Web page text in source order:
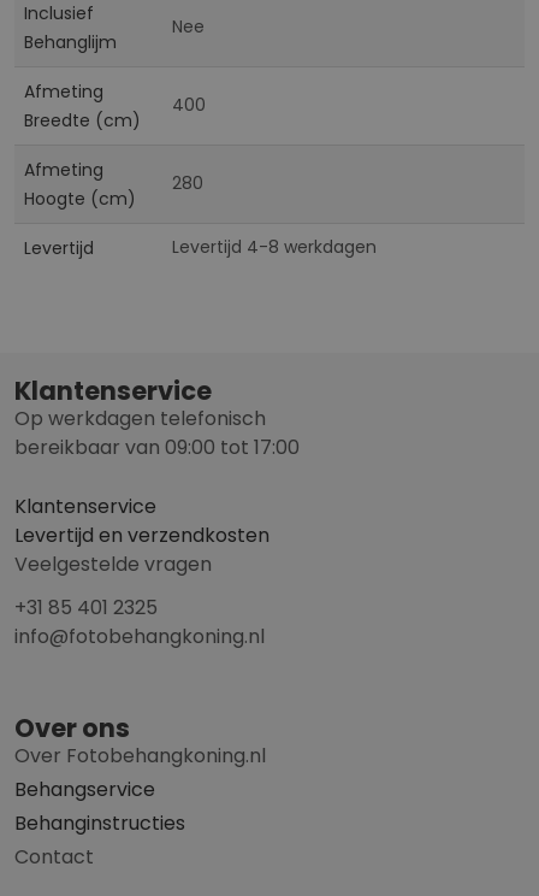
Inclusief
Behanglijm
Nee
Afmeting
Breedte (cm)
400
Afmeting
Hoogte (cm)
280
Levertijd Levertijd 4-8 werkdagen
Klantenservice
Op werkdagen telefonisch
bereikbaar van 09:00 tot 17:00
Klantenservice
Levertijd en verzendkosten
Veelgestelde vragen
+31 85 401 2325
info@fotobehangkoning.nl
Over ons
Over Fotobehangkoning.nl
Behangservice
Behanginstructies
Contact